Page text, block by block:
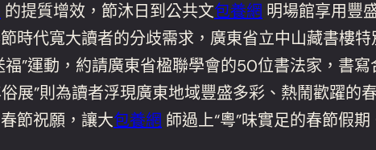
的提質增效，節沐日到公共文包養網 明場館享用豐
時代寬大讀者的分歧需求，廣東省立中山藏書樓
”運動，約請廣東省楹聯學會的50位書法家，書
展”則為讀者浮現廣東地域豐盛多彩、熱鬧歡躍的
節祝願，讓大包養網 師過上“粵”味實足的春節假期